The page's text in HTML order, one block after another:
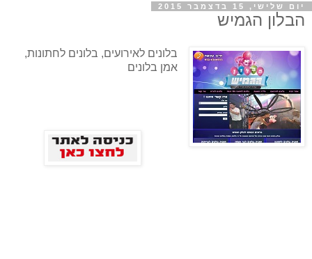
יום שלישי, 15 בדצמבר 2015
הבלון הגמיש
אמן בלונים